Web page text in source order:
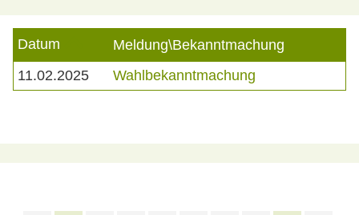
Datum
Meldung\Bekanntmachung
11.02.2025
Wahlbekanntmachung